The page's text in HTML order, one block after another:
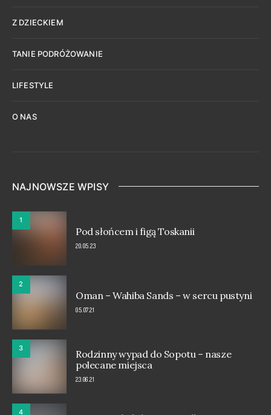
Z DZIECKIEM
TANIE PODRÓŻOWANIE
LIFESTYLE
O NAS
NAJNOWSZE WPISY
1
Pod słońcem i figą Toskanii
20.05.23
2
Oman – Wahiba Sands – w sercu pustyni
05.07.21
3
Rodzinny wypad do Sopotu – nasze
polecane miejsca
23.06.21
4